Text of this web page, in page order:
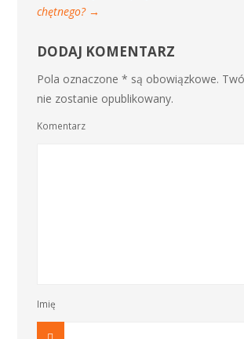
chętnego? →
DODAJ KOMENTARZ
Pola oznaczone * są obowiązkowe.
nie zostanie opublikowany.
Komentarz
Imię